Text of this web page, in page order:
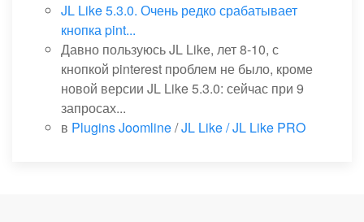
JL Like 5.3.0. Очень редко срабатывает
кнопка pint...
Давно пользуюсь JL Like, лет 8-10, с
кнопкой pinterest проблем не было, кроме
новой версии JL Like 5.3.0: сейчас при 9
запросах...
в Plugins Joomline/JL Like / JL Like PRO